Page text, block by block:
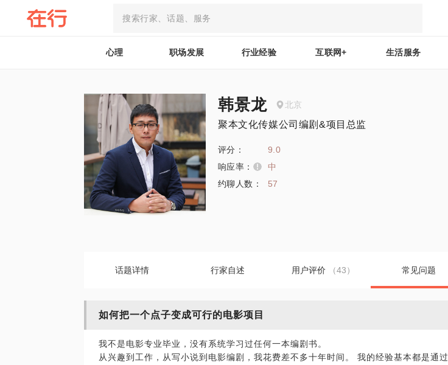
心理 职场发展 行业经验 互联网+ 生活服务
韩景龙 北京
聚本文化传媒公司编剧&项目总监
评分：
9.0
响应率：
中
约聊人数：
57
话题详情 行家自述 用户评价 （43） 常见问题
如何把一个点子变成可行的电影项目
我不是电影专业毕业，没有系统学习过任何一本编剧书。
从兴趣到工作，从写小说到电影编剧，我花费差不多十年时间。 我的经验基本都是通过